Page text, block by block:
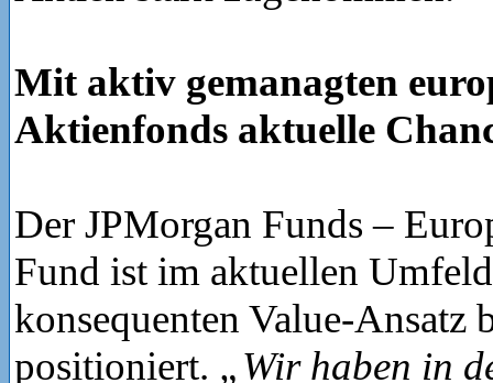
Mit aktiv gemanagten
Aktienfonds aktuelle
Der JPMorgan Funds –
Fund ist im aktuellen
konsequenten Value-Ansatz
positioniert. „Wir haben in